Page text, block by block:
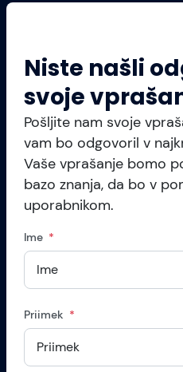
Niste našli
svoje
Pošljite nam svoje
vam bo odgovoril v
Vaše vprašanje bomo
bazo znanja, da bo v
uporabnikom.
Ime
Priimek